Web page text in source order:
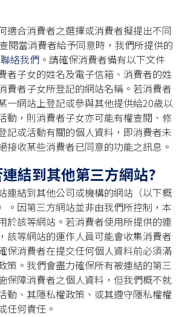
適合消費者之選擇或消費者擬提出不同
閱當消費者給予同意時，我們所提供的
聯絡我們 。請確保消費者備有以下文件
者子女的姓名及電子信箱、消費者的姓
費者子女所登記的網站名稱。若消費者
一網站上登記或參與其他提供給20歲以
動，則消費者子女亦可能有權查閱、修
記或活動有關的個人資料，即消費者未
接收某些消費者已同意的功能之訊息。
結到其他第三方網站?
連結到其他公司或機構的網站（以下概
。因第三方網站並非由我們所控制，本
於該等網站。若消費者使用所提供的連
該等網站的運作人員可能會收集消費者
保消費者在提交任何個人資料前必須滿
策。我們會盡力確保所有被連結的第三
保障消費者之個人資料，但我們概不就
動、其隱私權政策、或其遵守隱私權權
任何責任。